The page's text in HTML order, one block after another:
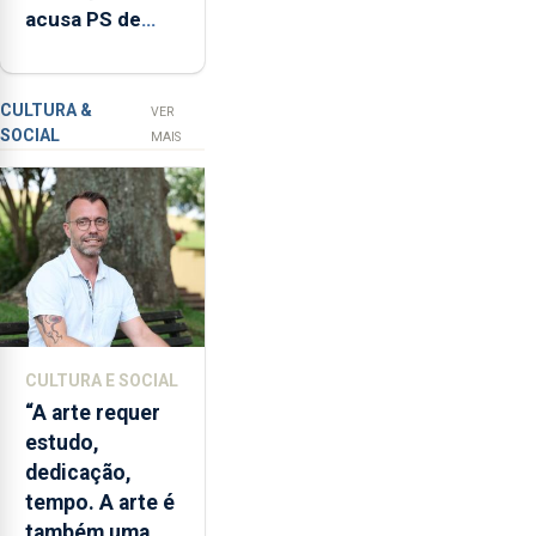
125.
92
pessoas
que
aguardam
há
mais
de
seis
meses
e
12
que
aguardam
há
mais
de
acusa PS de
contraditória"
sobre evolução
turística
CULTURA &
SOCIAL
VER
MAIS
CULTURA E SOCIAL
“A arte requer
estudo,
dedicação,
tempo. A arte é